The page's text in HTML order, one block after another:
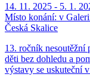
14. 11. 2025 - 5. 1.
Místo konání: v
Česká Skalice
13. ročník
děti bez dohledu a
výstavy se uskuteční